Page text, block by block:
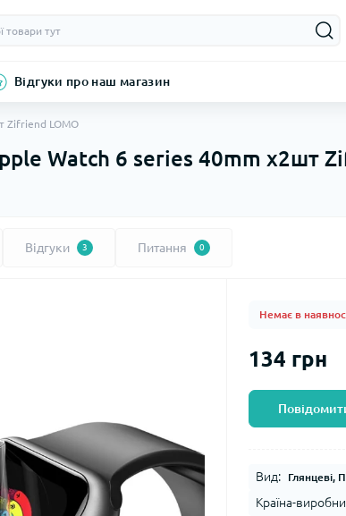
Відгуки про наш магазин
Zifriend LOMO
Watch 6 series 40mm х2шт
Відгуки 3 Питання 0
Немає в
134 грн
Вид: Глянцеві,
Країна-